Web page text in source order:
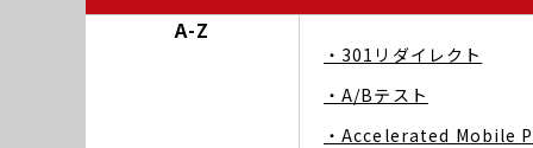
A-Z
・301リダイレクト
・A/Bテスト
・Accelerated Mobile